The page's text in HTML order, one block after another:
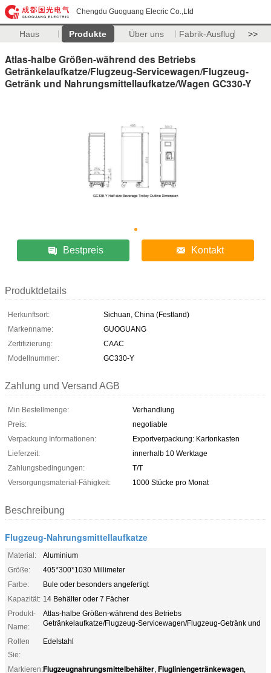
Chengdu Guoguang Elecric Co.,Ltd
Haus Produkte Über uns Fabrik-Ausflug >>
Atlas-halbe Größen-während des Betriebs
Getränkelaufkatze/Flugzeug-Servicewagen/Flugzeug-
Getränk und Nahrungsmittellaufkatze/Wagen GC330-Y
Bestpreis Kontakt
Produktdetails
Herkunftsort:
Sichuan, China (Festland)
Markenname:
GUOGUANG
Zertifizierung:
CAAC
Modellnummer:
GC330-Y
Zahlung und Versand AGB
Min Bestellmenge:
Verhandlung
Preis:
negotiable
Verpackung Informationen:
Exportverpackung: Kartonkasten
Lieferzeit:
innerhalb 10 Werktage
Zahlungsbedingungen:
T/T
Versorgungsmaterial-Fähigkeit:
1000 Stücke pro Monat
Beschreibung
Flugzeug-Nahrungsmittellaufkatze
Material:
Aluminium
Größe:
405*300*1030 Millimeter
Farbe:
Bule oder besonders angefertigt
Kapazität: 14 Behälter oder 7 Fächer
Produkt-
Name:
Atlas-halbe Größen-während des Betriebs
Getränkelaufkatze/Flugzeug-Servicewagen/Flugzeug-Getränk und
Rollen
Sie:
Edelstahl
Markieren:Flugzeugnahrungsmittelbehälter, Flugliniengetränkewagen,